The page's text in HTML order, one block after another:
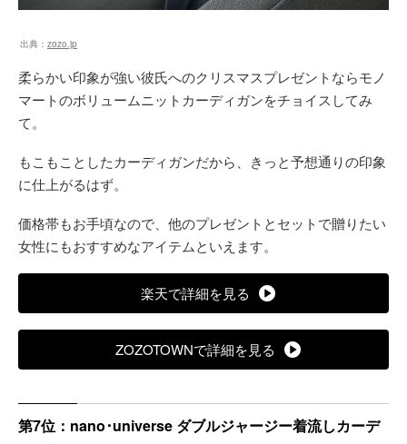
出典： zozo.jp
柔らかい印象が強い彼氏へのクリスマスプレゼントならモノ
マートのボリュームニットカーディガンをチョイスしてみ
て。
もこもことしたカーディガンだから、きっと予想通りの印象
に仕上がるはず。
価格帯もお手頃なので、他のプレゼントとセットで贈りたい
女性にもおすすめなアイテムといえます。
楽天で詳細を見る
ZOZOTOWNで詳細を見る
第7位：nano･universe ダブルジャージー着流しカーデ